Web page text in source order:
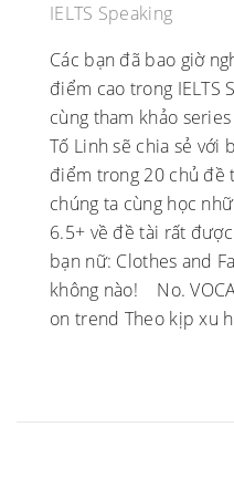
IELTS Speaking
Các bạn đã bao giờ
điểm cao trong IELTS
cùng tham khảo series
Tố Linh sẽ chia sẻ với
điểm trong 20 chủ đề
chúng ta cùng học
6.5+ về đề tài rất
bạn nữ: Clothes and
không nào! No.
on trend Theo kịp xu